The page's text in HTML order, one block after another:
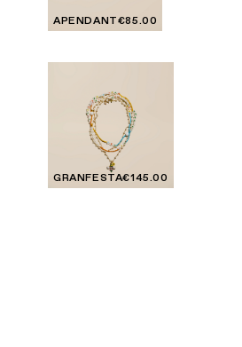
APENDANT€85.00
GRANFESTA€145.00